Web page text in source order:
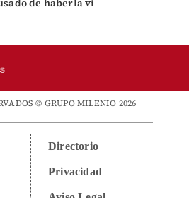
de haberla vi
© GRUPO MILENIO 2026
Directorio
Privacidad